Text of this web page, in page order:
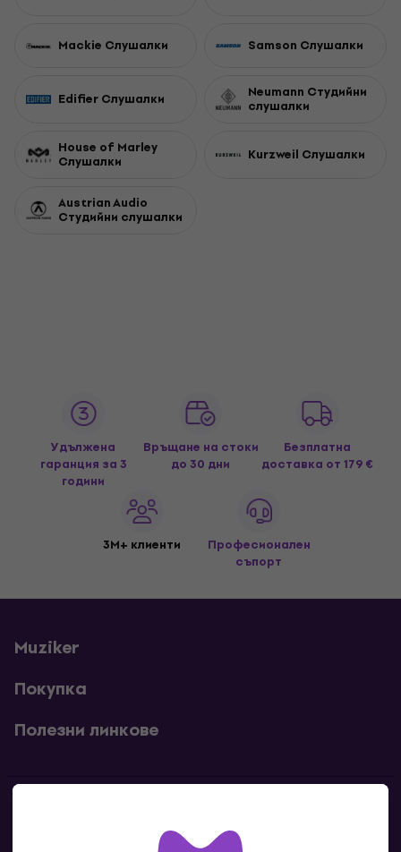
Mackie Слушалки Samson Слушалки
Edifier Слушалки Neumann Студийни
слушалки
House of Marley
Слушалки Kurzweil Слушалки
Austrian Audio
Студийни слушалки
Удължена
гаранция за 3
години
Връщане на стоки
до 30 дни
Безплатна
доставка от 179 €
3M+ клиенти
Професионален
съпорт
Muziker
Покупка
Полезни линкове